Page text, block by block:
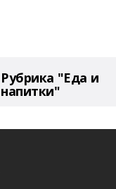
Рубрика "Еда и
напитки"